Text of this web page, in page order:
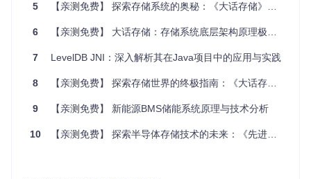
效果评估：部署Perkeep后，企业内部的数据孤岛问题得到有
初始状态：在数据量较大的环境中，传统的文件系统往往无法
提供高效的数据访问性能。
能，快速定位和访问数据。Perkeep的建模和存储机制能够优
5 【亲测免费】 探索存储系统的奥秘：《大话存储》终极版深度解析
6 【亲测免费】 大话存储：存储系统底层架构原理极限剖析（终极版）_张冬2015.01_P989
7 LevelDB JNI：深入解析其在Java项目中的应用与实践
8 【亲测免费】 探索存储世界的终极指南：《大话存储》
9 【亲测免费】 新能源BMS储能系统原理与技术分析
10 【亲测免费】 探索半导体存储技术的未来：《先进半导体存储器-结构设计与应用》推荐